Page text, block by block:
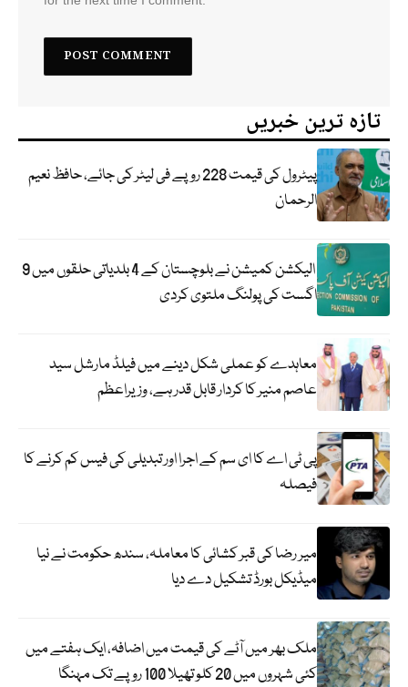
تازہ ترین خبریں
پیٹرول کی قیمت 228 روپے فی لیٹر کی جائے، حافظ نعیم
الرحمان
الیکشن کمیشن نے بلوچستان کے 4 بلدیاتی حلقوں میں 9
اگست کی پولنگ ملتوی کردی
معاہدے کو عملی شکل دینے میں فیلڈ مارشل سید
عاصم منیر کا کردار قابل قدر ہے، وزیراعظم
پی ٹی اے کا ای سم کے اجرا اور تبدیلی کی فیس کم کرنے کا
فیصلہ
میر رضا کی قبر کشائی کا معاملہ، سندھ حکومت نے نیا
میڈیکل بورڈ تشکیل دے دیا
ملک بھر میں آٹے کی قیمت میں اضافہ، ایک ہفتے میں
کئی شہروں میں 20 کلو تھیلا 100 روپے تک مہنگا